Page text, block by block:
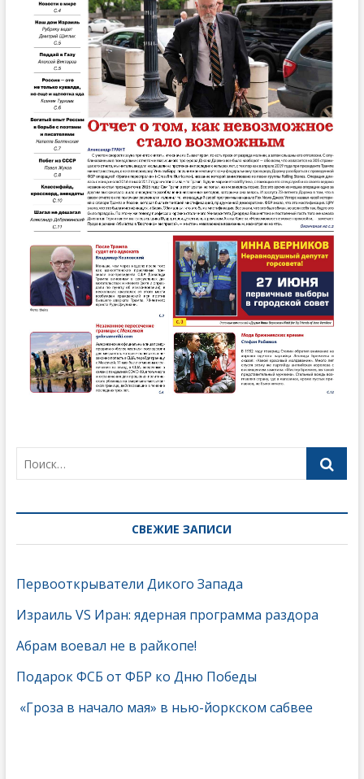
СВЕЖИЕ ЗАПИСИ
Первооткрыватели Дикого Запада
Израиль VS Иран: ядерная программа раздора
Абрам воевал не в райкопе!
Подарок ФСБ от ФБР ко Дню Победы
«Гроза в начало мая» в нью-йоркском сабвее